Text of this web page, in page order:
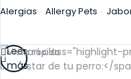
Alergias Allergy Pets
Vista rápida
Leer
más